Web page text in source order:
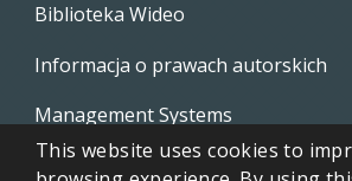
Biblioteka Wideo
Informacja o prawach autorskich
Management Systems
Whistleblowing Policies
This website uses cookies to